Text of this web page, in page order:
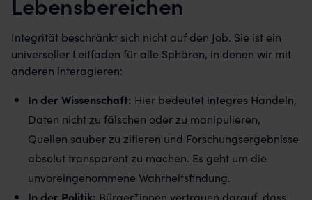
Integrität beschränkt sich nicht auf den Job. Sie ist ein
universeller Leitfaden für alle Sphären, in denen wir mit
anderen interagieren:
In der Wissenschaft: Hier bedeutet integres Handeln,
Daten nicht zu fälschen oder zu manipulieren,
Quellen sauber zu zitieren und Forschungsergebnisse
absolut transparent zu machen. Es geht um die
unvoreingenommene Wahrheitsfindung.
In der Politik: Bürger*innen vertrauen darauf, dass